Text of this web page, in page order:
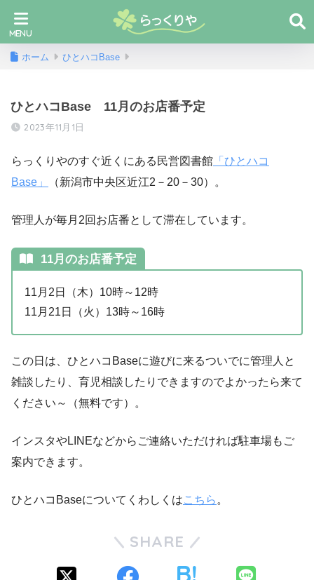
ホーム ひとハコBase
ひとハコBase 11月のお店番予定
2023年11月1日
らっくりやのすぐ近くにある民営図書館 「ひとハコ
Base」
（新潟市中央区近江2－20－30）。
管理人が毎月2回お店番として滞在しています。
11月のお店番予定
11月2日（木）10時～12時
11月21日（火）13時～16時
この日は、ひとハコBaseに遊びに来るついでに管理人と
雑談したり、育児相談したりできますのでよかったら来て
ください～（無料です）。
インスタやLINEなどからご連絡いただければ駐車場もご
案内できます。
ひとハコBaseについてくわしくはこちら。
SHARE